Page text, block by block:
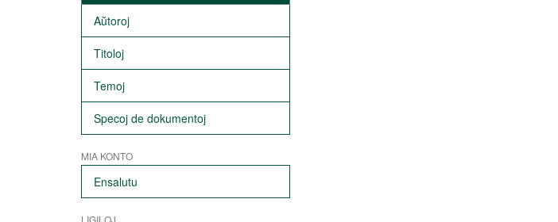
Aŭtoroj
Titoloj
Temoj
Specoj de dokumentoj
MIA KONTO
Ensalutu
LIGILOJ